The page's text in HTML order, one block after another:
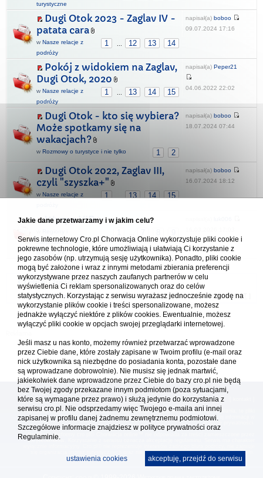
turystyczne
Dugi Otok 2023 - Zaglav IV -
patata cara
1 12 13 14
w Nasze relacje z
podróży
napisał(a) boboo
09.07.2024 17:16
Pokój z widokiem na Zaglav,
Dugi Otok, 2020
1 13 14 15
w Nasze relacje z
podróży
napisał(a) Peper21
04.06.2022 22:02
Dugi Otok - kto się wybiera?
Może spotkamy się na
wakacjach?
1 2
w Rozmowy o turystyce i nie tylko
napisał(a) boboo
18.07.2024 07:44
Dugi Otok 2022, Zaglav III,
czyli "szyszka+"
1 13 14 15
w Nasze relacje z
napisał(a) boboo
16.07.2024 18:12
Wyspa VIR
miejscowości
turystyczne
Forum Chorwacja Online - Cro.pl
Usuń ciasteczka• Strefa czasowa: UTC + 1 (Polska - czas zimowy) [ DST
[reklama ] [
Platforma cro.pl© Chorwacja online™ wykorzystuje cookies do prawidłowego działania, te pliki
gromadzą na Twoim komputerze dane ułatwiające korzystanie z serwisu; więcej informacji w
Redakcja platformy cro.pl© Chorwacja online™ nie odpowiada za treści zamieszczone przez
użytkowników. Korzystanie z serwisu oznacza akceptację regulaminu. Serwis ma charakter
się organizacją imprez turystycznych oraz nie odpowiada za treść zamieszczonych reklam.
Jakie dane przetwarzamy i w jakim celu?
Serwis internetowy Cro.pl Chorwacja Online wykorzystuje pliki cookie i
pokrewne technologie, które umożliwiają i ułatwiają Ci korzystanie z
jego zasobów (np. utrzymują sesję użytkownika). Ponadto, pliki cookie
mogą być założone i wraz z innymi metodami zbierania preferencji
wykorzystywane przez naszych zaufanych partnerów w celu
wyświetlenia Ci reklam spersonalizowanych oraz do celów
statystycznych. Korzystając z serwisu wyrażasz jednocześnie zgodę na
wykorzystanie plików cookie i treści spersonalizowane, możesz
jednakże wyłączyć niektóre z plików cookies. Ewentualnie, możesz
wyłączyć pliki cookie w opcjach swojej przeglądarki internetowej.
Jeśli masz u nas konto, możemy również przetwarzać wprowadzone
przez Ciebie dane, które zostały zapisane w Twoim profilu (e-mail oraz
nick użytkownika są niezbędne do posiadania konta, pozostałe dane
są wprowadzane dobrowolnie). Nie musisz się jednak martwić,
jakiekolwiek dane wprowadzone przez Ciebie do bazy cro.pl nie będą
bez Twojej zgody przekazane innym podmiotom (poza sytuacjami,
które są wymagane przez prawo) i służą jedynie do korzystania z
serwisu cro.pl. Nie odsprzedamy więc Twojego e-maila ani innej
zapisanej w profilu danej żadnemu zewnętrznemu podmiotowi.
Szczegółowe informacje znajdziesz w polityce prywatności oraz
Regulaminie.
akceptuję, przejdź do serwisu
ustawienia cookies